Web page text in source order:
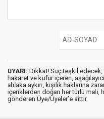
UYARI: Dikkat! Suç teşkil edecek,
hakaret ve küfür içeren,
ahlaka aykırı, kişilik haklarına
içeriklerden doğan her türlü mali,
gönderen Üye/Üyeler’e aittir.